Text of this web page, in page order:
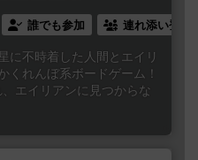
誰でも参加 連れ添い登録
に不時着した人間とエイリ
くれんぼ系ボードゲーム！
エイリアンに見つからな